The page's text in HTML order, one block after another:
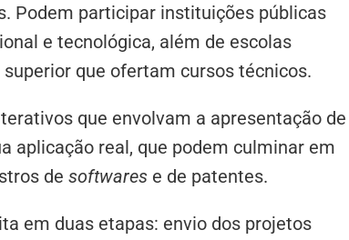
Podem participar instituições públicas
e tecnológica, além de escolas
que ofertam cursos técnicos.
que envolvam a apresentação de
aplicação real, que podem culminar em
de softwares e de patentes.
em duas etapas: envio dos projetos